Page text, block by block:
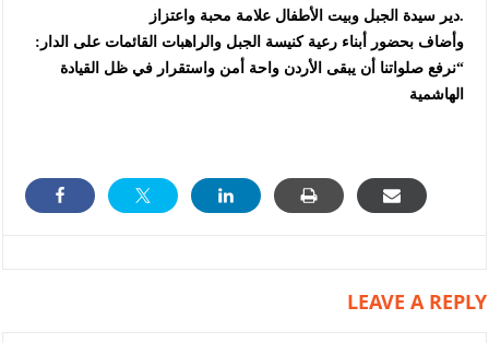
دير سيدة الجبل وبيت الأطفال علامة محبة واعتزاز.
وأضاف بحضور أبناء رعية كنيسة الجبل والراهبات القائمات على الدار:
“نرفع صلواتنا أن يبقى الأردن واحة أمن واستقرار في ظل القيادة
الهاشمية
LEAVE A REPLY